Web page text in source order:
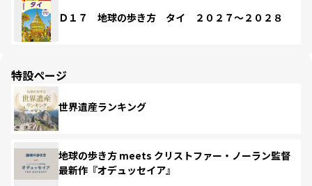
Ｄ１７ 地球の歩き方 タイ ２０２７～２０２８
特設ページ
世界遺産ランキング
地球の歩き方 meets クリストファー・ノーラン監督
最新作『オデュッセイア』